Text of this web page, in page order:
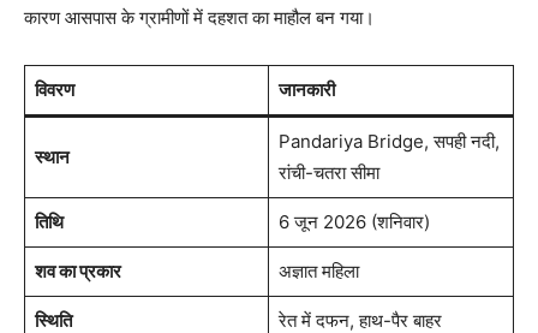
कारण आसपास के ग्रामीणों में दहशत का माहौल बन गया।
विवरण जानकारी
स्थान
Pandariya Bridge, सपही नदी,
रांची-चतरा सीमा
तिथि 6 जून 2026 (शनिवार)
शव का प्रकार अज्ञात महिला
स्थिति रेत में दफन, हाथ-पैर बाहर